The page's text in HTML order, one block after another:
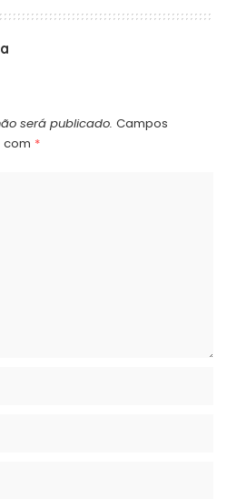
será publicado. Campos
com *